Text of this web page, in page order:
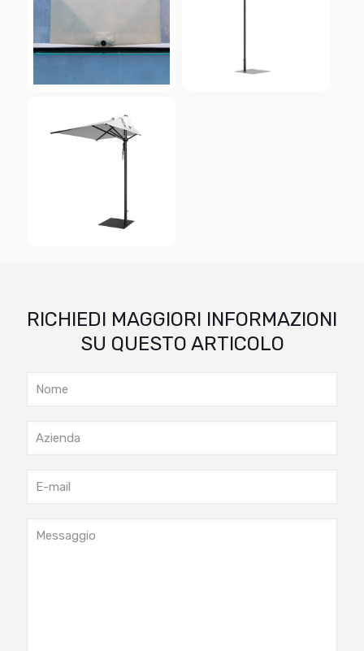
RICHIEDI MAGGIORI INFORMAZIONI
SU QUESTO ARTICOLO